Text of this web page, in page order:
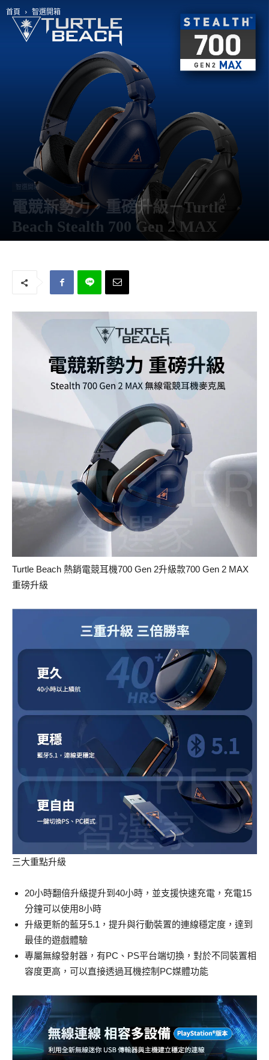
首頁 智選開箱
智選開箱
電競新勢力，重磅升級－Turtle
Beach Stealth 700 Gen 2 MAX
Turtle Beach 熱銷電競耳機700 Gen 2升級款700 Gen 2 MAX
重磅升級
三大重點升級
20小時翻倍升級提升到40小時，並支援快速充電，充電15
分鐘可以使用8小時
升級更新的藍牙5.1，提升與行動裝置的連線穩定度，達到
最佳的遊戲體驗
專屬無線發射器，有PC、PS平台端切換，對於不同裝置相
容度更高，可以直接透過耳機控制PC媒體功能